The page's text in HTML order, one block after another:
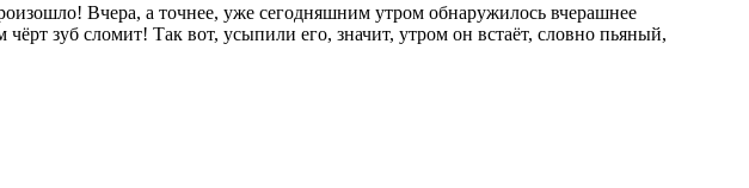
Вчера, а точнее, уже сегодняшним утром обнаружилось вчерашнее
зуб сломит! Так вот, усыпили его, значит, утром он встаёт, словно пьяный,